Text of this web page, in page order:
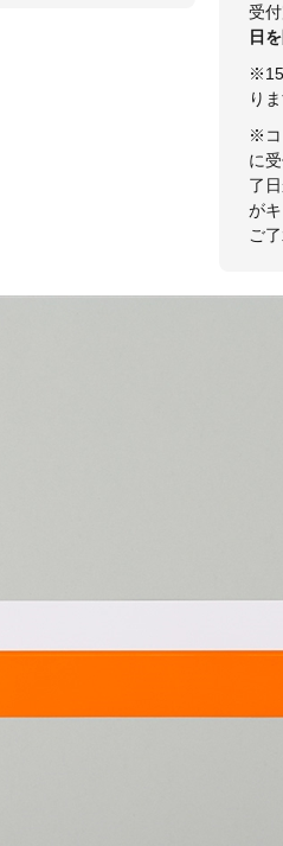
受
日
り
※コ
に
了
が
ご